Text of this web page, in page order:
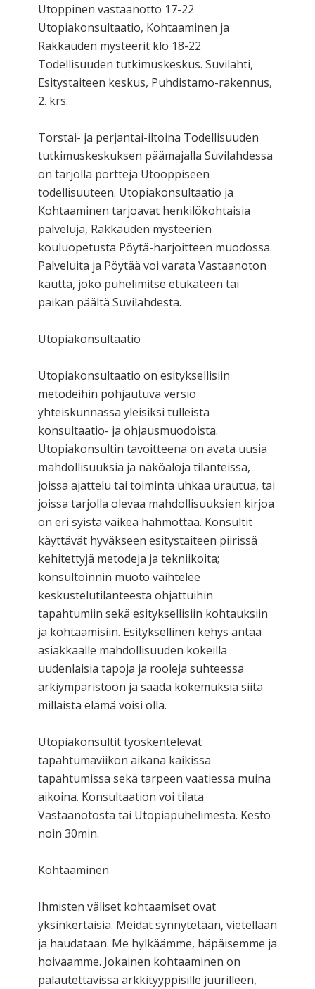
Utoppinen vastaanotto 17-22
Utopiakonsultaatio, Kohtaaminen ja
Rakkauden mysteerit klo 18-22
Todellisuuden tutkimuskeskus. Suvilahti,
Esitystaiteen keskus, Puhdistamo-rakennus,
2. krs.
Torstai- ja perjantai-iltoina Todellisuuden
tutkimuskeskuksen päämajalla Suvilahdessa
on tarjolla portteja Utooppiseen
todellisuuteen. Utopiakonsultaatio ja
Kohtaaminen tarjoavat henkilökohtaisia
palveluja, Rakkauden mysteerien
kouluopetusta Pöytä-harjoitteen muodossa.
Palveluita ja Pöytää voi varata Vastaanoton
kautta, joko puhelimitse etukäteen tai
paikan päältä Suvilahdesta.
Utopiakonsultaatio
Utopiakonsultaatio on esityksellisiin
metodeihin pohjautuva versio
yhteiskunnassa yleisiksi tulleista
konsultaatio- ja ohjausmuodoista.
Utopiakonsultin tavoitteena on avata uusia
mahdollisuuksia ja näköaloja tilanteissa,
joissa ajattelu tai toiminta uhkaa urautua, tai
joissa tarjolla olevaa mahdollisuuksien kirjoa
on eri syistä vaikea hahmottaa. Konsultit
käyttävät hyväkseen esitystaiteen piirissä
kehitettyjä metodeja ja tekniikoita;
konsultoinnin muoto vaihtelee
keskustelutilanteesta ohjattuihin
tapahtumiin sekä esityksellisiin kohtauksiin
ja kohtaamisiin. Esityksellinen kehys antaa
asiakkaalle mahdollisuuden kokeilla
uudenlaisia tapoja ja rooleja suhteessa
arkiympäristöön ja saada kokemuksia siitä
millaista elämä voisi olla.
Utopiakonsultit työskentelevät
tapahtumaviikon aikana kaikissa
tapahtumissa sekä tarpeen vaatiessa muina
aikoina. Konsultaation voi tilata
Vastaanotosta tai Utopiapuhelimesta. Kesto
noin 30min.
Kohtaaminen
Ihmisten väliset kohtaamiset ovat
yksinkertaisia. Meidät synnytetään, vietellään
ja haudataan. Me hylkäämme, häpäisemme ja
hoivaamme. Jokainen kohtaaminen on
palautettavissa arkkityyppisille juurilleen,